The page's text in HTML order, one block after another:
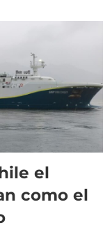
el
como el